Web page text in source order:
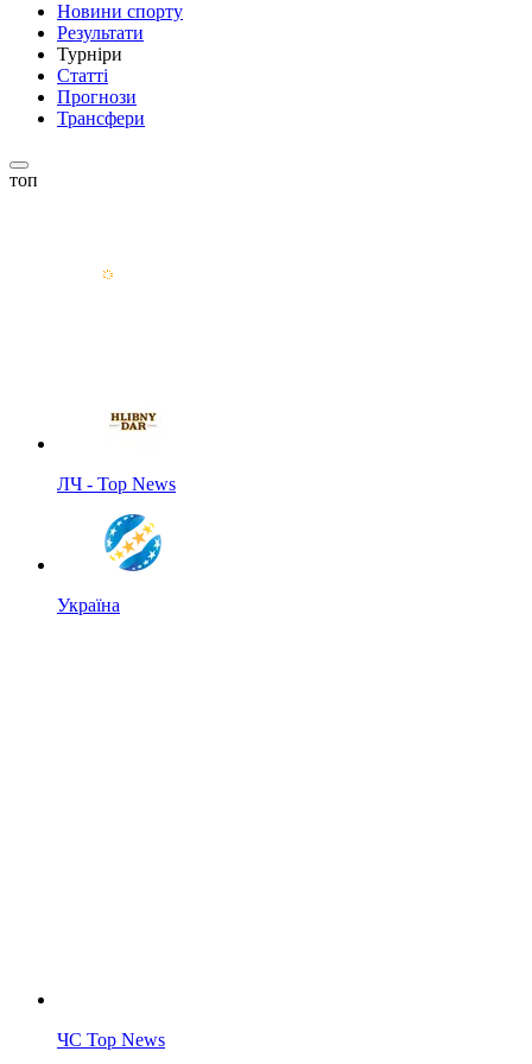
Новини спорту
Результати
Турніри
Статті
Прогнози
Трансфери
топ
ЛЧ - Top News
Україна
ЧС Top News